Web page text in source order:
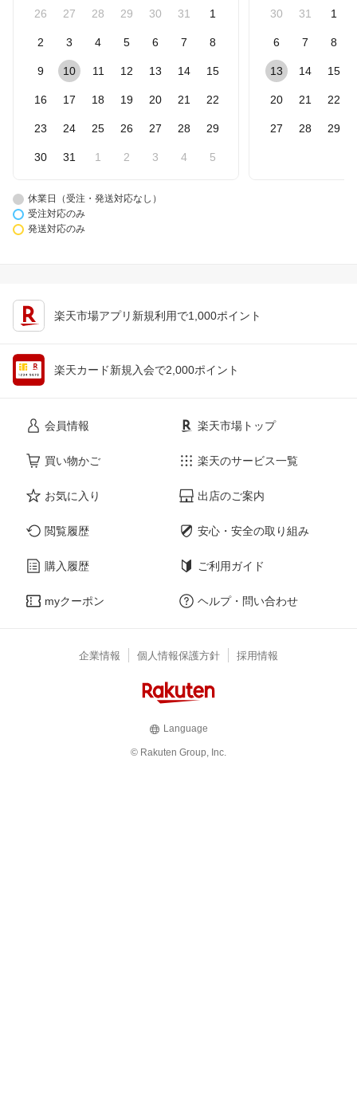
26 27 28 29 30 31 1
2 3 4 5 6 7 8
9 10 11 12 13 14 15
16 17 18 19 20 21 22
23 24 25 26 27 28 29
30 31 1 2 3 4 5
30 31 1
6 7 8
13 14 15
20 21 22
27 28 29
休業日（受注・発送対応なし）
受注対応のみ
発送対応のみ
楽天市場アプリ新規利用で1,000ポイント
楽天カード新規入会で2,000ポイント
会員情報
買い物かご
お気に入り
閲覧履歴
購入履歴
myクーポン
楽天市場トップ
楽天のサービス一覧
出店のご案内
安心・安全の取り組み
ご利用ガイド
ヘルプ・問い合わせ
企業情報 個人情報保護方針 採用情報
Language
© Rakuten Group, Inc.